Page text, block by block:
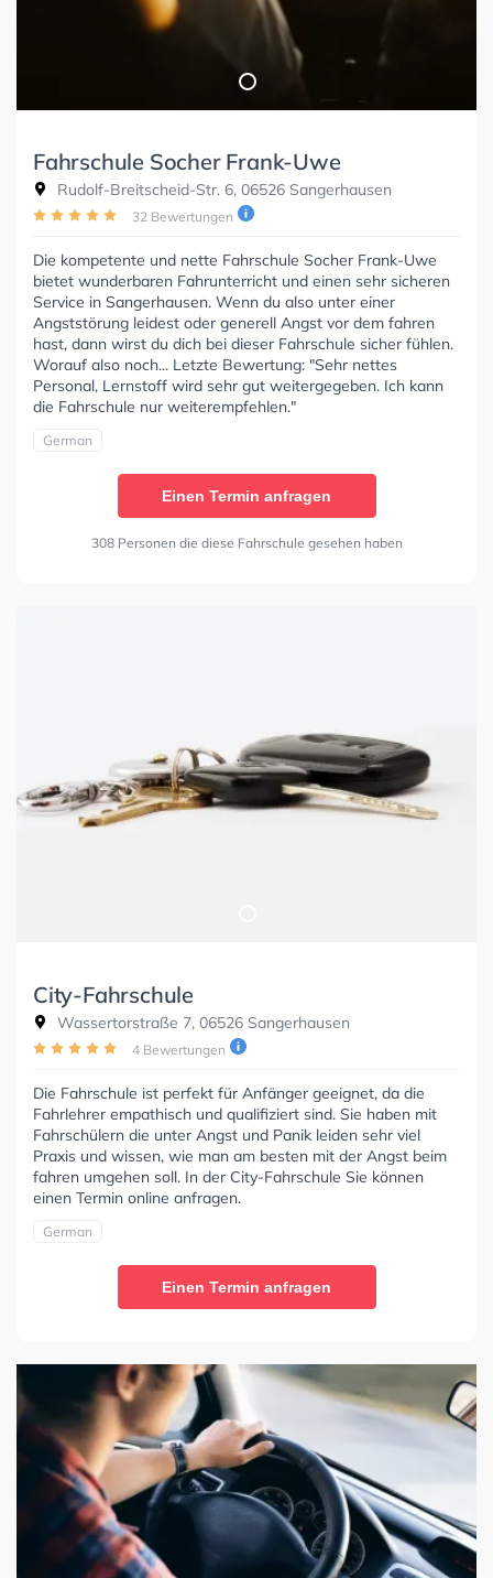
Fahrschule Socher Frank-Uwe
Rudolf-Breitscheid-Str. 6, 06526 Sangerhausen
32 Bewertungen
Die kompetente und nette Fahrschule Socher Frank-Uwe
bietet wunderbaren Fahrunterricht und einen sehr sicheren
Service in Sangerhausen. Wenn du also unter einer
Angststörung leidest oder generell Angst vor dem fahren
hast, dann wirst du dich bei dieser Fahrschule sicher fühlen.
Worauf also noch... Letzte Bewertung: "Sehr nettes
Personal, Lernstoff wird sehr gut weitergegeben. Ich kann
die Fahrschule nur weiterempfehlen."
German
Einen Termin anfragen
308 Personen die diese Fahrschule gesehen haben
City-Fahrschule
Wassertorstraße 7, 06526 Sangerhausen
4 Bewertungen
Die Fahrschule ist perfekt für Anfänger geeignet, da die
Fahrlehrer empathisch und qualifiziert sind. Sie haben mit
Fahrschülern die unter Angst und Panik leiden sehr viel
Praxis und wissen, wie man am besten mit der Angst beim
fahren umgehen soll. In der City-Fahrschule Sie können
einen Termin online anfragen.
German
Einen Termin anfragen